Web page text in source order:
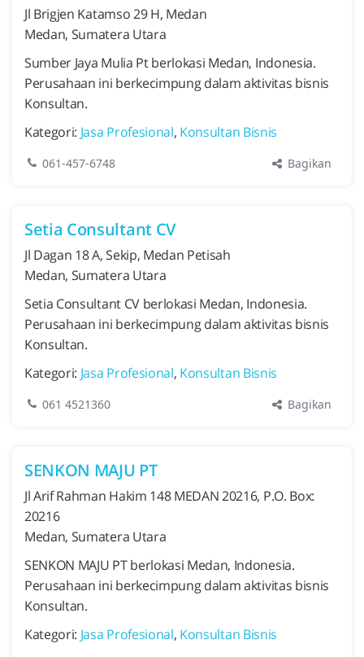
Jl Brigjen Katamso 29 H, Medan
Medan, Sumatera Utara
Sumber Jaya Mulia Pt berlokasi Medan, Indonesia.
Perusahaan ini berkecimpung dalam aktivitas bisnis
Konsultan.
Kategori: Jasa Profesional, Konsultan Bisnis
061-457-6748 Bagikan
Setia Consultant CV
Jl Dagan 18 A, Sekip, Medan Petisah
Medan, Sumatera Utara
Setia Consultant CV berlokasi Medan, Indonesia.
Perusahaan ini berkecimpung dalam aktivitas bisnis
Konsultan.
Kategori: Jasa Profesional, Konsultan Bisnis
061 4521360 Bagikan
SENKON MAJU PT
Jl Arif Rahman Hakim 148 MEDAN 20216, P.O. Box:
20216
Medan, Sumatera Utara
SENKON MAJU PT berlokasi Medan, Indonesia.
Perusahaan ini berkecimpung dalam aktivitas bisnis
Konsultan.
Kategori: Jasa Profesional, Konsultan Bisnis